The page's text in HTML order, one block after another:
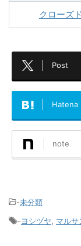
クローズ
Post
Hatena
note
-未分類
-ヨシヅヤ マルサ